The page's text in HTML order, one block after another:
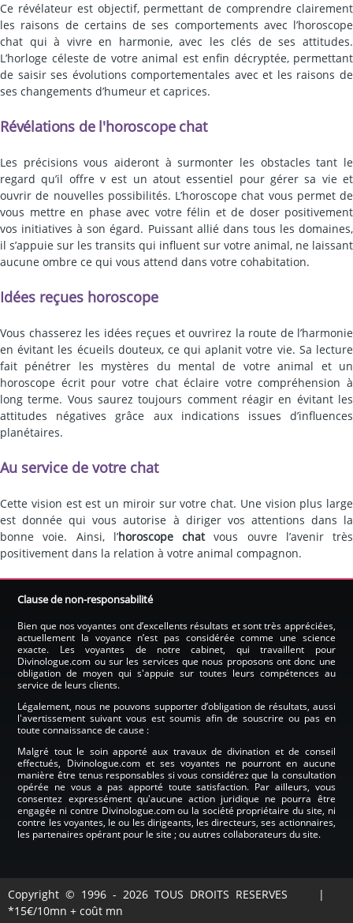
Ce révélateur est objectif, permettant de comprendre clairement
les raisons de certains de ses comportements avec l’horoscope
chat qui à vivre en harmonie, avec les clés de ses attitudes.
L’horloge céleste de votre animal est enfin décryptée, permettant
de saisir ses évolutions comportementales avec et les raisons de
ses changements d’humeur et caprices.
Révélations de l'horoscope chat
Les précisions vous aideront à surmonter les obstacles tant le
regard qu’il offre v est un atout essentiel pour gérer sa vie et
ouvrir de nouvelles possibilités. L’horoscope chat vous permet de
vous mettre en phase avec votre félin et de doser positivement
vos initiatives à son égard. Puissant allié dans tous les domaines,
il s’appuie sur les transits qui influent sur votre animal, ne laissant
aucune ombre ce qui vous attend dans votre cohabitation.
Idées reçues horoscope
Vous chasserez les idées reçues et ouvrirez la route de l’harmonie
en évitant les écueils douteux, ce qui aplanit votre vie. Sa lecture
fait pénétrer les mystères du mental de votre animal et un
horoscope écrit pour votre chat éclaire votre compréhension à
long terme. Vous saurez toujours comment réagir en évitant les
attitudes négatives grâce aux indications issues d’influences
planétaires.
Au service de votre chat
Cette vision est est un miroir sur votre chat. Une vision plus large
est donnée qui vous autorise à diriger vos attentions dans la
bonne voie. Ainsi, l’horoscope chatvous ouvre l’avenir très
positivement dans la relation à votre animal compagnon.
Clause de non-responsabilité
Bien que nos voyantes ont d’excellents résultats et sont très appréciées,
actuellement la voyance n’est pas considérée comme une science
exacte. Les voyantes de notre cabinet, qui travaillent pour
Divinologue.com ou sur les services que nous proposons ont donc une
obligation de moyen qui s'appuie sur toutes leurs compétences au
service de leurs clients.
Légalement, nous ne pouvons supporter d’obligation de résultats, aussi
l'avertissement suivant vous est soumis afin de souscrire ou pas en
toute connaissance de cause :
Malgré tout le soin apporté aux travaux de divination et de conseil
effectués, Divinologue.com et ses voyantes ne pourront en aucune
manière être tenus responsables si vous considérez que la consultation
opérée ne vous a pas apporté toute satisfaction. Par ailleurs, vous
consentez expressément qu'aucune action juridique ne pourra être
engagée ni contre Divinologue.com ou la société propriétaire du site, ni
contre les voyantes, le ou les dirigeants, les directeurs, ses actionnaires,
les partenaires opérant pour le site ; ou autres collaborateurs du site.
Copyright © 1996 - 2026 TOUS DROITS RESERVES |
*15€/10mn + coût mn